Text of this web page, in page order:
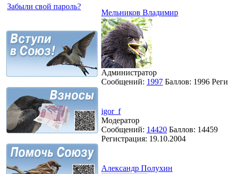
Забыли свой пароль?
Мельников Владимир
Администратор
Сообщений: 1997 Баллов: 1996
igor_f
Модератор
Сообщений: 14420 Баллов: 14459
Регистрация: 19.10.2004
Александр Полухин